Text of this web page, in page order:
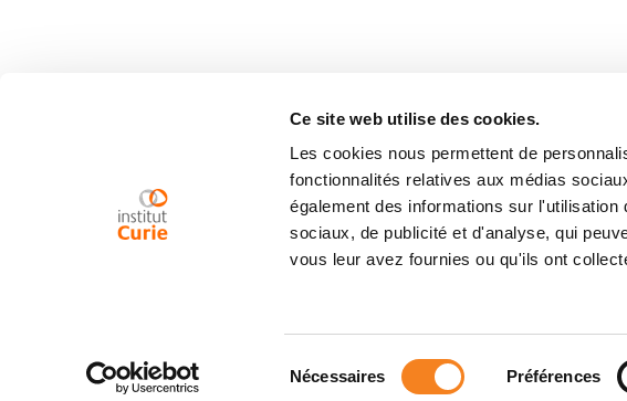
Ce site web utilise des cookies.
Les cookies nous permettent de
fonctionnalités relatives aux médias
également des informations sur
sociaux, de publicité et d'analyse, qui
vous leur avez fournies ou qu'ils ont
Nécessaires Préférences